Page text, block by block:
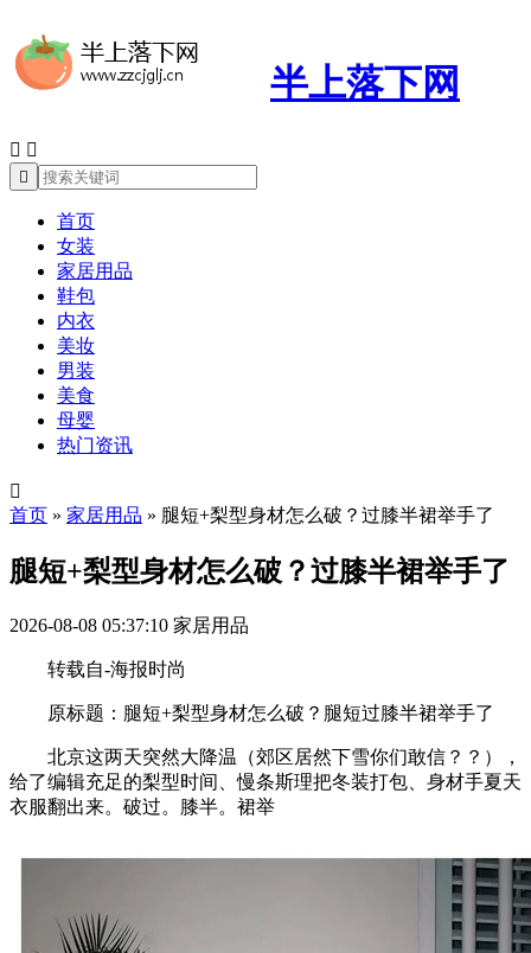
半上落下网
 

首页
女装
家居用品
鞋包
内衣
美妆
男装
美食
母婴
热门资讯

首页 » 家居用品 » 腿短+梨型身材怎么破？过膝半裙举手了
腿短+梨型身材怎么破？过膝半裙举手了
2026-08-08 05:37:10 家居用品
转载自-海报时尚
原标题：腿短+梨型身材怎么破？腿短过膝半裙举手了
北京这两天突然大降温（郊区居然下雪你们敢信？？），
给了编辑充足的梨型时间、慢条斯理把冬装打包、身材手夏天
衣服翻出来。破过。膝半。裙举